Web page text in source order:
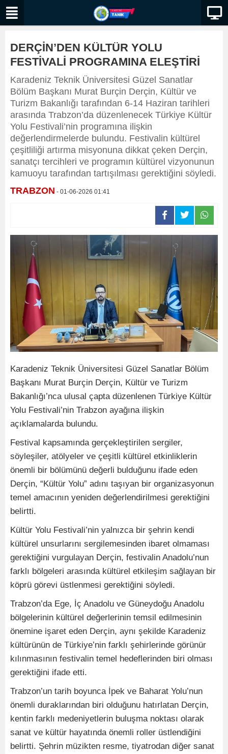
DERÇİN’DEN KÜLTÜR YOLU
FESTİVALİ PROGRAMINA ELEŞTİRİ
Karadeniz Teknik Üniversitesi Güzel Sanatlar
Bölüm Başkanı Murat Burçin Derçin, Kültür ve
Turizm Bakanlığı tarafından 6-14 Haziran tarihleri
arasında Trabzon’da düzenlenecek Türkiye Kültür
Yolu Festivali’nin programına ilişkin
değerlendirmelerde bulundu. Festivalin kültürel
çeşitliliği artırma misyonuna dikkat çeken Derçin,
sanatçı tercihleri ve programın kültürel vizyonunun
kamuoyu tarafından tartışılması gerektiğini söyledi.
TRABZON - 01-06-2026 01:41
Karadeniz Teknik Üniversitesi Güzel Sanatlar Bölüm
Başkanı Murat Burçin Derçin, Kültür ve Turizm
Bakanlığı’nca ulusal çapta düzenlenen Türkiye Kültür
Yolu Festivali’nin Trabzon ayağına ilişkin
açıklamalarda bulundu.
Festival kapsamında gerçekleştirilen sergiler,
söyleşiler, atölyeler ve çeşitli kültürel etkinliklerin
önemli bir bölümünü değerli bulduğunu ifade eden
Derçin, “Kültür Yolu” adını taşıyan bir organizasyonun
temel amacının yeniden değerlendirilmesi gerektiğini
belirtti.
Kültür Yolu Festivali’nin yalnızca bir şehrin kendi
kültürel unsurlarını sergilemesinden ibaret olmaması
gerektiğini vurgulayan Derçin, festivalin Anadolu’nun
farklı bölgeleri arasında kültürel etkileşim sağlayan bir
köprü görevi üstlenmesi gerektiğini söyledi.
Trabzon’da Ege, İç Anadolu ve Güneydoğu Anadolu
bölgelerinin kültürel değerlerinin temsil edilmesinin
önemine işaret eden Derçin, aynı şekilde Karadeniz
kültürünün de Türkiye’nin farklı şehirlerinde görünür
kılınmasının festivalin temel hedeflerinden biri olması
gerektiğini ifade etti.
Trabzon’un tarih boyunca İpek ve Baharat Yolu’nun
önemli duraklarından biri olduğunu hatırlatan Derçin,
kentin farklı medeniyetlerin buluşma noktası olarak
sanat ve kültür hayatında önemli roller üstlendiğini
belirtti. Şehrin müzikten resme, tiyatrodan diğer sanat